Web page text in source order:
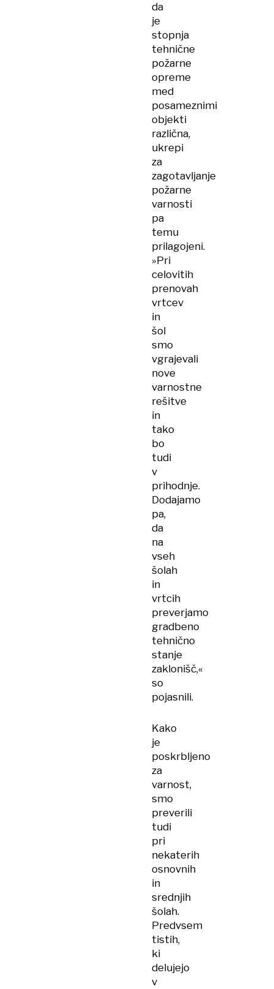
da
je
stopnja
tehnične
požarne
opreme
med
posameznimi
objekti
različna,
ukrepi
za
zagotavljanje
požarne
varnosti
pa
temu
prilagojeni.
»Pri
celovitih
prenovah
vrtcev
in
šol
smo
vgrajevali
nove
varnostne
rešitve
in
tako
bo
tudi
v
prihodnje.
Dodajamo
pa,
da
na
vseh
šolah
in
vrtcih
preverjamo
gradbeno
tehnično
stanje
zaklonišč,«
so
pojasnili.
Kako
je
poskrbljeno
za
varnost,
smo
preverili
tudi
pri
nekaterih
osnovnih
in
srednjih
šolah.
Predvsem
tistih,
ki
delujejo
v